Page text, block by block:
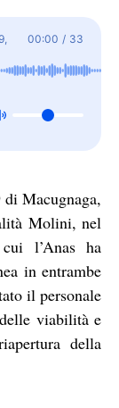
una
00:00 / 33
Macugnaga,
Molini, nel
l’Anas ha
in entrambe
il personale
viabilità e
della